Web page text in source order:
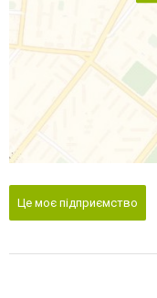
Це моє підприємство